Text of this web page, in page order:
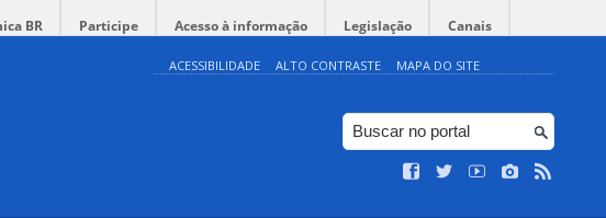
BR Participe Acesso à informação Legislação Canais
ACESSIBILIDADE ALTO CONTRASTE MAPA DO SITE